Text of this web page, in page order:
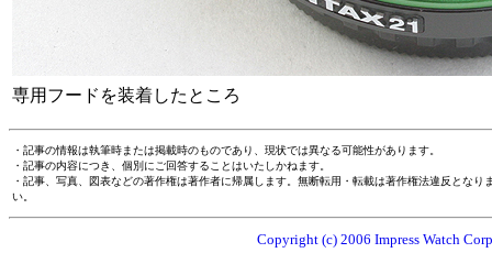
専用フードを装着したところ
・記事の情報は執筆時または掲載時のものであり、現状では異なる可能性があります。
・記事の内容につき、個別にご回答することはいたしかねます。
・記事、写真、図表などの著作権は著作者に帰属します。無断転用・転載は著作権法違反とな
い。
Copyright (c) 2006 Impress Watch